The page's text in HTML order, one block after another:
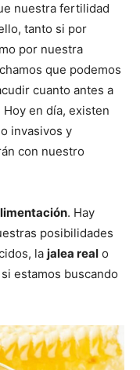
nuestra fertilidad
tanto si por
por nuestra
que podemos
cuanto antes a
en día, existen
invasivos y
con nuestro
. Hay
posibilidades
la jalea real o
estamos buscando